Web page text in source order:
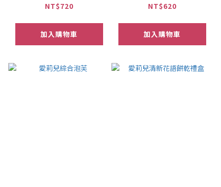
NT$720
加入購物車
NT$620
加入購物車